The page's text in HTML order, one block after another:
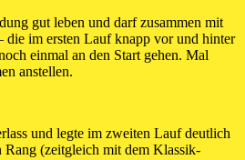
gut leben und darf zusammen mit
die im ersten Lauf knapp vor und hinter
einmal an den Start gehen. Mal
anstellen.
und legte im zweiten Lauf deutlich
Rang (zeitgleich mit dem Klassik-